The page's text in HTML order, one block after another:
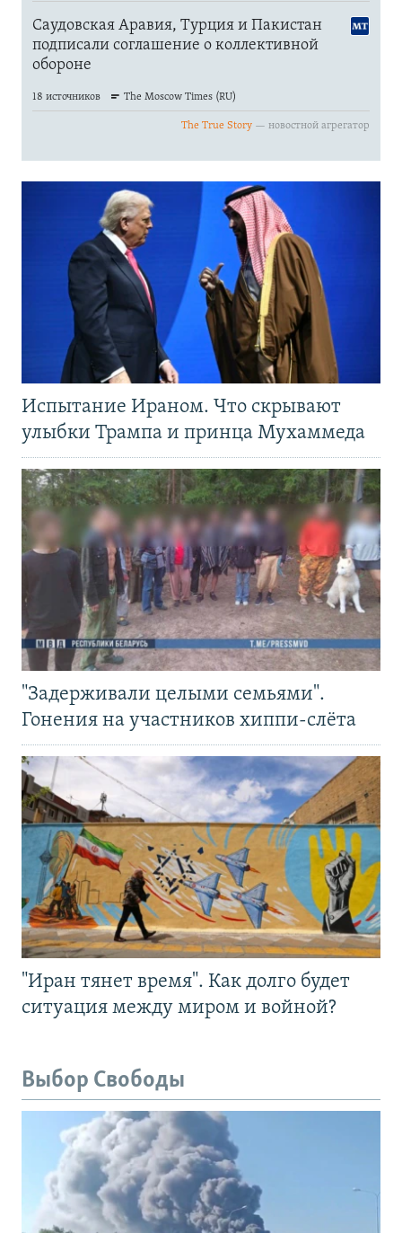
Испытание Ираном. Что скрывают
улыбки Трампа и принца Мухаммеда
"Задерживали целыми семьями".
Гонения на участников хиппи-слёта
"Иран тянет время". Как долго будет
ситуация между миром и войной?
Выбор Свободы